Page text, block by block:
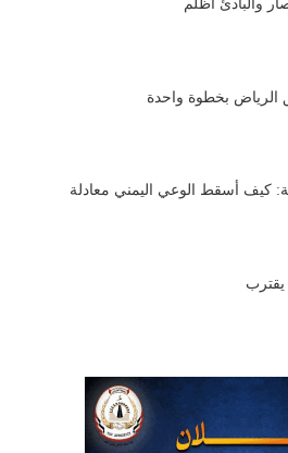
والبادئ أظلم
الرياض بخطوة واحدة
كيف أسقط الوعي اليمني معادلة
يقترب